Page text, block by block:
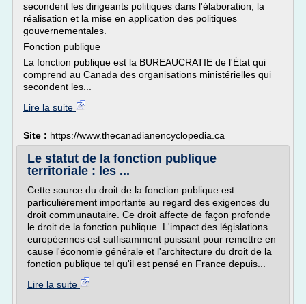
secondent les dirigeants politiques dans l'élaboration, la
réalisation et la mise en application des politiques
gouvernementales.
Fonction publique
La fonction publique est la BUREAUCRATIE de l'État qui
comprend au Canada des organisations ministérielles qui
secondent les...
Lire la suite
Site : https://www.thecanadianencyclopedia.ca
Le statut de la fonction publique
territoriale : les ...
Cette source du droit de la fonction publique est
particulièrement importante au regard des exigences du
droit communautaire. Ce droit affecte de façon profonde
le droit de la fonction publique. L'impact des législations
européennes est suffisamment puissant pour remettre en
cause l'économie générale et l'architecture du droit de la
fonction publique tel qu'il est pensé en France depuis...
Lire la suite